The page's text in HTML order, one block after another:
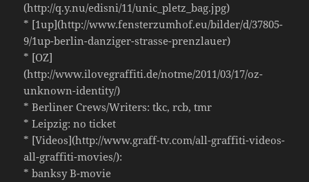
(http://q.y.nu/edisni/11/unic_pletz_bag.jpg)
* [1up](http://www.fensterzumhof.eu/bilder/d/37805-
9/1up-berlin-danziger-strasse-prenzlauer)
* [OZ]
(http://www.ilovegraffiti.de/notme/2011/03/17/oz-
unknown-identity/)
* Berliner Crews/Writers: tkc, rcb, tmr
* Leipzig: no ticket
* [Videos](http://www.graff-tv.com/all-graffiti-videos-
all-graffiti-movies/):
* banksy B-movie